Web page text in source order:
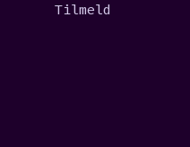
Tilmeld